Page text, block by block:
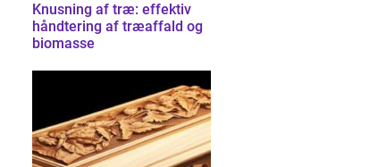
Knusning af træ: effektiv
håndtering af træaffald og
biomasse